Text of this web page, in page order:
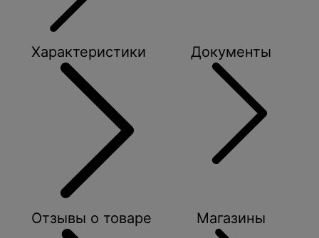
Характеристики Документы
Отзывы о товаре Магазины